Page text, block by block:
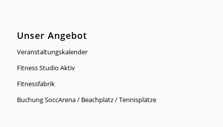
Unser Angebot
Veranstaltungskalender
Fitness Studio Aktiv
Fitnessfabrik
Buchung SoccArena / Beachplatz / Tennisplätze